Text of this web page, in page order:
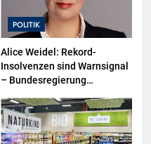
POLITIK
Alice Weidel: Rekord-
Insolvenzen sind Warnsignal
– Bundesregierung
Wirtschaftskrise